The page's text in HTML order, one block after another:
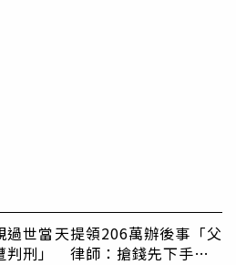
過世當天提領206萬辦後事「父
判刑」 律師：搶錢先下手是